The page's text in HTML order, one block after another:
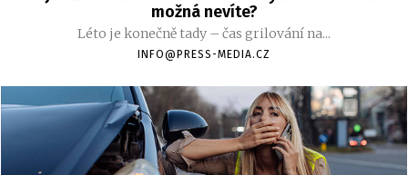
možná nevíte?
Léto je konečně tady – čas grilování na...
INFO@PRESS-MEDIA.CZ